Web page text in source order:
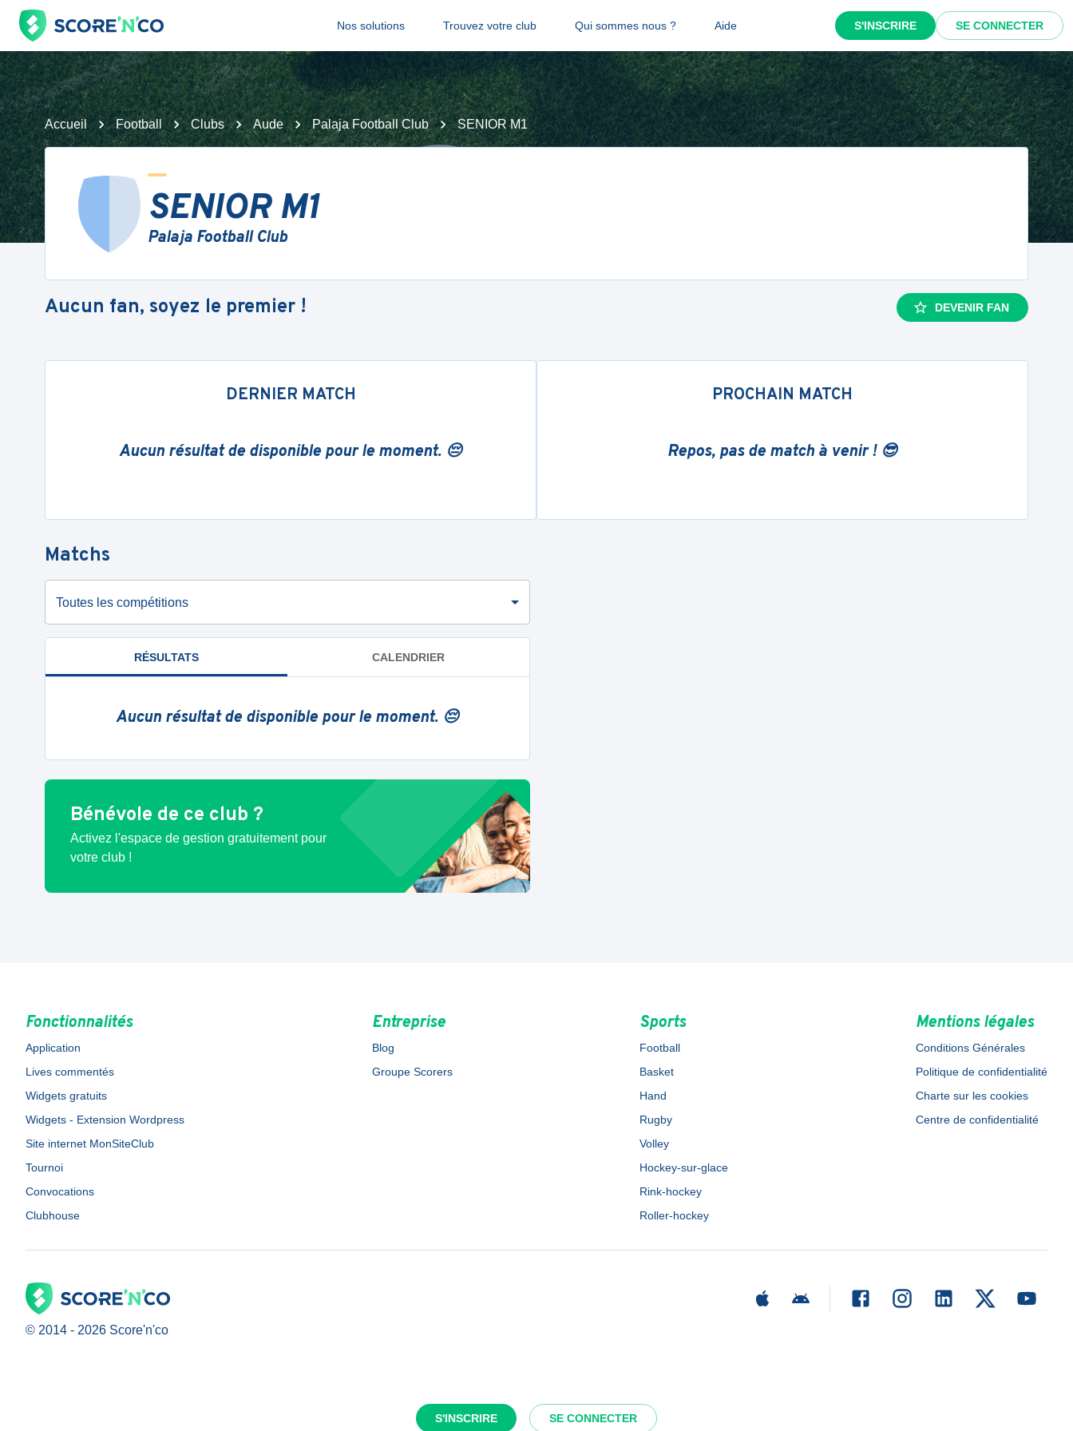
Nos solutions Trouvez votre club Qui sommes nous ? Aide S'INSCRIRE SE CONNECTER
S'INSCRIRE SE CONNECTER
Accueil Football Clubs Aude Palaja Football Club SENIOR M1
SENIOR M1
Palaja Football Club
Aucun fan, soyez le premier ! DEVENIR FAN
DERNIER MATCH
Aucun résultat de disponible pour le moment. 😔
PROCHAIN MATCH
Repos, pas de match à venir ! 😎
Matchs
Toutes les compétitions
RÉSULTATS CALENDRIER
Aucun résultat de disponible pour le moment. 😔
Bénévole de ce club ?
Activez l'espace de gestion gratuitement pour
votre club !
Fonctionnalités
Application
Lives commentés
Widgets gratuits
Widgets - Extension Wordpress
Site internet MonSiteClub
Tournoi
Convocations
Clubhouse
Entreprise
Blog
Groupe Scorers
Sports
Football
Basket
Hand
Rugby
Volley
Hockey-sur-glace
Rink-hockey
Roller-hockey
Mentions légales
Conditions Générales
Politique de confidentialité
Charte sur les cookies
Centre de confidentialité
© 2014 - 2026 Score'n'co